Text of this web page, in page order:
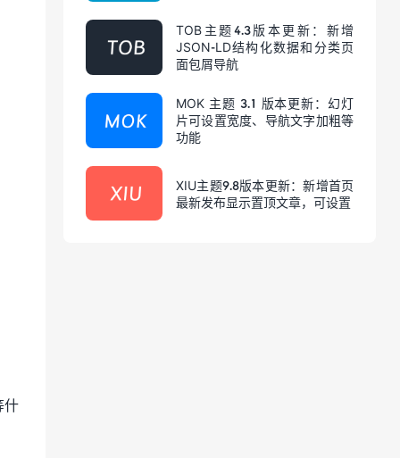
什
TOB主题4.3版本更新：新增
JSON-LD结构化数据和分类页
面包屑导航
MOK 主题 3.1 版本更新：幻灯
片可设置宽度、导航文字加粗等
功能
XIU主题9.8版本更新：新增首页
最新发布显示置顶文章，可设置